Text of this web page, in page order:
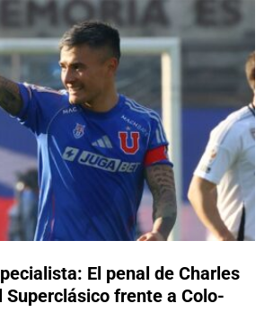
El penal de Charles
Superclásico frente a Colo-